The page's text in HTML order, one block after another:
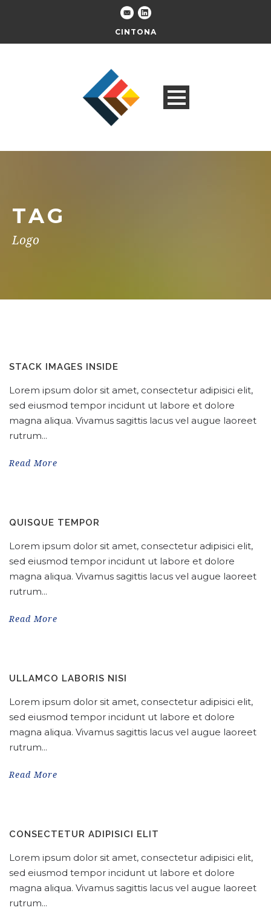
CINTONA
TAG
Logo
STACK IMAGES INSIDE
Lorem ipsum dolor sit amet, consectetur adipisici elit,
sed eiusmod tempor incidunt ut labore et dolore
magna aliqua. Vivamus sagittis lacus vel augue laoreet
rutrum...
Read More
QUISQUE TEMPOR
Lorem ipsum dolor sit amet, consectetur adipisici elit,
sed eiusmod tempor incidunt ut labore et dolore
magna aliqua. Vivamus sagittis lacus vel augue laoreet
rutrum...
Read More
ULLAMCO LABORIS NISI
Lorem ipsum dolor sit amet, consectetur adipisici elit,
sed eiusmod tempor incidunt ut labore et dolore
magna aliqua. Vivamus sagittis lacus vel augue laoreet
rutrum...
Read More
CONSECTETUR ADIPISICI ELIT
Lorem ipsum dolor sit amet, consectetur adipisici elit,
sed eiusmod tempor incidunt ut labore et dolore
magna aliqua. Vivamus sagittis lacus vel augue laoreet
rutrum...